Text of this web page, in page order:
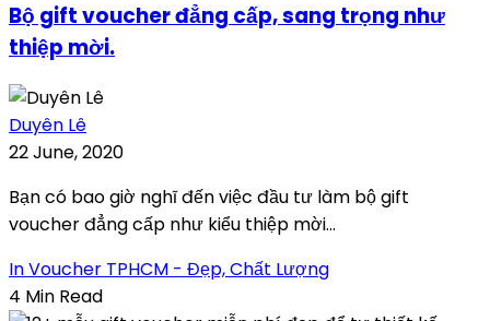
Bộ gift voucher đẳng cấp, sang trọng như
thiệp mời.
Duyên Lê
22 June, 2020
Bạn có bao giờ nghĩ đến việc đầu tư làm bộ gift
voucher đẳng cấp như kiểu thiệp mời...
In Voucher TPHCM - Đẹp, Chất Lượng
4 Min Read